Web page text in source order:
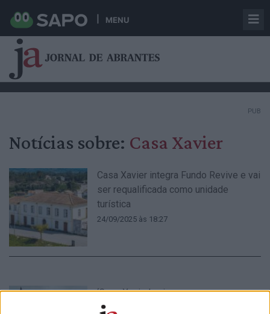
MENU
PUB
Notícias sobre: Casa Xavier
Casa Xavier integra Fundo Revive e vai
ser requalificada como unidade
turística
24/09/2025 às 18:27
‘Casa Xavier’ vai a concurso para
infraestrutura turística